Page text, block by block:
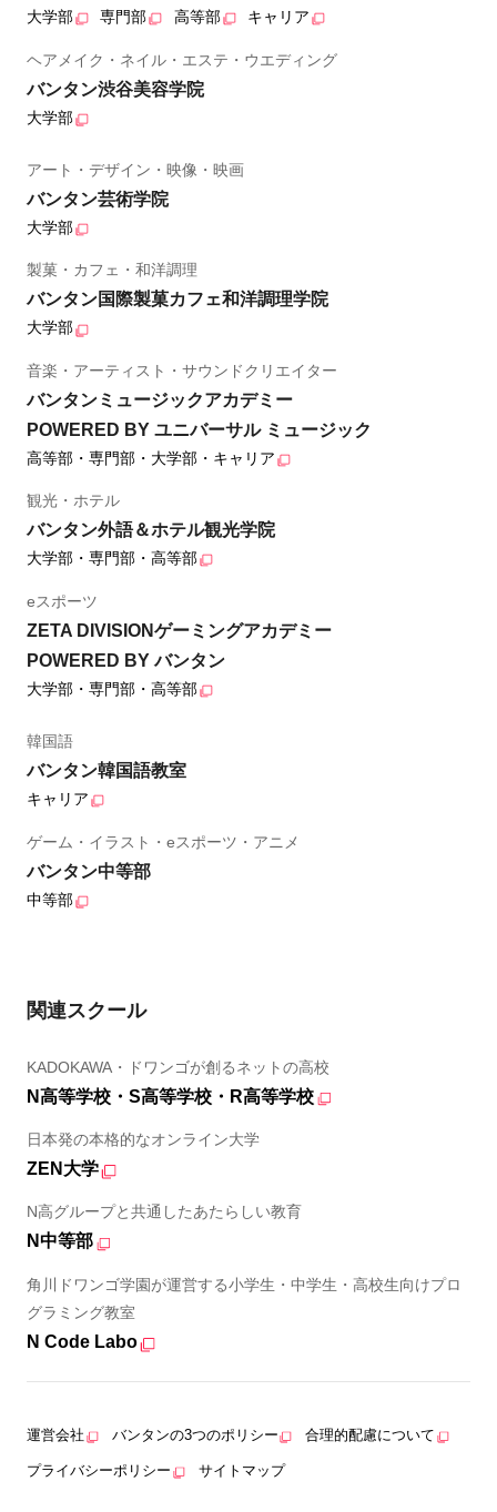
大学部 専門部 高等部 キャリア
ヘアメイク・ネイル・エステ・ウエディング
バンタン渋谷美容学院
大学部
アート・デザイン・映像・映画
バンタン芸術学院
大学部
製菓・カフェ・和洋調理
バンタン国際製菓カフェ和洋調理学院
大学部
音楽・アーティスト・サウンドクリエイター
バンタンミュージックアカデミー
POWERED BY ユニバーサル ミュージック
高等部・専門部・大学部・キャリア
観光・ホテル
バンタン外語＆ホテル観光学院
大学部・専門部・高等部
eスポーツ
ZETA DIVISIONゲーミングアカデミー
POWERED BY バンタン
大学部・専門部・高等部
韓国語
バンタン韓国語教室
キャリア
ゲーム・イラスト・eスポーツ・アニメ
バンタン中等部
中等部
関連スクール
KADOKAWA・ドワンゴが創るネットの高校
N高等学校・S高等学校・R高等学校
日本発の本格的なオンライン大学
ZEN大学
N高グループと共通したあたらしい教育
N中等部
角川ドワンゴ学園が運営する小学生・中学生・高校生向けプロ
グラミング教室
N Code Labo
運営会社 バンタンの3つのポリシー 合理的配慮について
プライバシーポリシー サイトマップ